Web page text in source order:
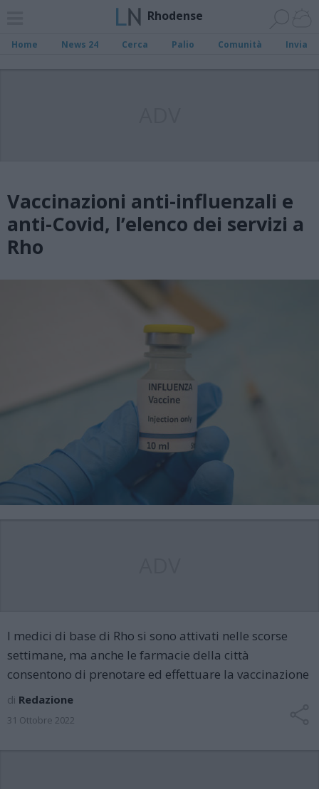
Rhodense
Home News 24 Cerca Palio Comunità Invia
Vaccinazioni anti-influenzali e
anti-Covid, l’elenco dei servizi a
Rho
I medici di base di Rho si sono attivati nelle scorse
settimane, ma anche le farmacie della città
consentono di prenotare ed effettuare la vaccinazione
di Redazione
31 Ottobre 2022